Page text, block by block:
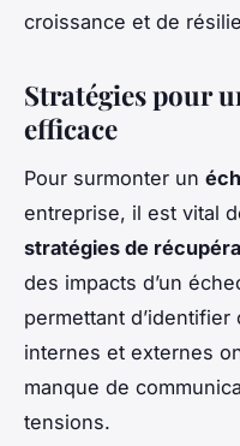
croissance et de
Stratégies pour
efficace
Pour surmonter un
entreprise, il est vital
stratégies de
des impacts d’un
permettant
internes et externes
manque de
tensions.